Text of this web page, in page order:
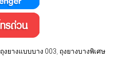
ถุงยางแบบบาง 003 ถุงยางบางพิเศษ